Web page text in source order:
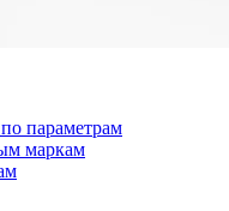
параметрам
маркам